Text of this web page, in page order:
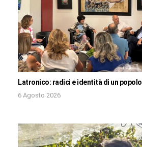
Latronico: radici e identità di un popolo
6 Agosto 2026